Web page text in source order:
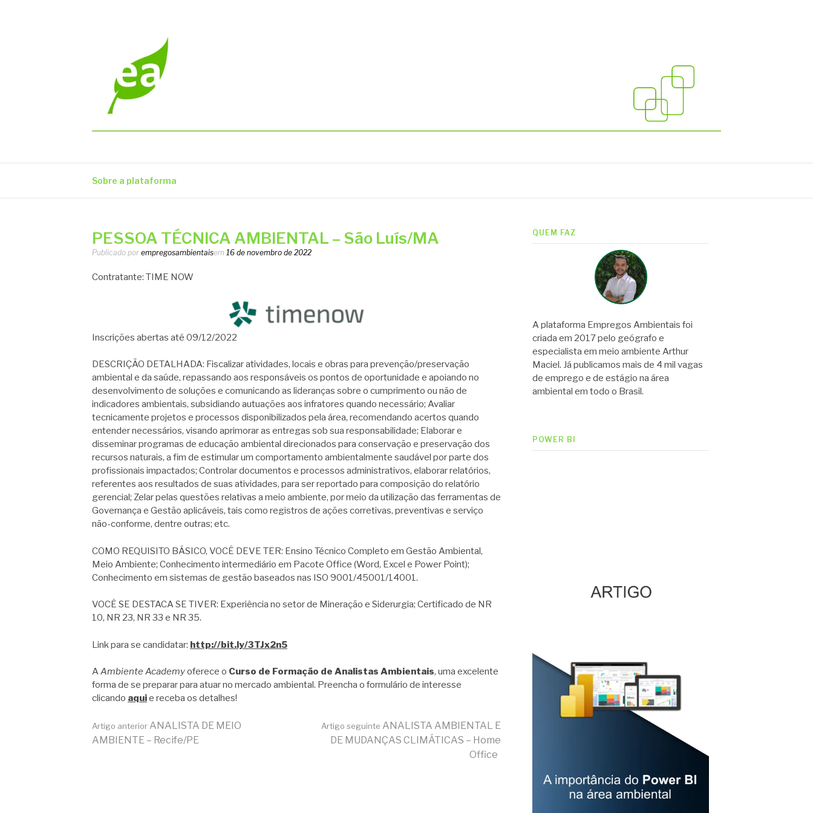
Sobre a plataforma
PESSOA TÉCNICA AMBIENTAL – São Luís/MA
Publicado por empregosambientaisem 16 de novembro de 2022
Contratante: TIME NOW
Inscrições abertas até 09/12/2022
DESCRIÇÃO DETALHADA: Fiscalizar atividades, locais e obras para prevenção/preservação
ambiental e da saúde, repassando aos responsáveis os pontos de oportunidade e apoiando no
desenvolvimento de soluções e comunicando as lideranças sobre o cumprimento ou não de
indicadores ambientais, subsidiando autuações aos infratores quando necessário; Avaliar
tecnicamente projetos e processos disponibilizados pela área, recomendando acertos quando
entender necessários, visando aprimorar as entregas sob sua responsabilidade; Elaborar e
disseminar programas de educação ambiental direcionados para conservação e preservação dos
recursos naturais, a fim de estimular um comportamento ambientalmente saudável por parte dos
profissionais impactados; Controlar documentos e processos administrativos, elaborar relatórios,
referentes aos resultados de suas atividades, para ser reportado para composição do relatório
gerencial; Zelar pelas questões relativas a meio ambiente, por meio da utilização das ferramentas de
Governança e Gestão aplicáveis, tais como registros de ações corretivas, preventivas e serviço
não-conforme, dentre outras; etc.
COMO REQUISITO BÁSICO, VOCÊ DEVE TER: Ensino Técnico Completo em Gestão Ambiental,
Meio Ambiente; Conhecimento intermediário em Pacote Office (Word, Excel e Power Point);
Conhecimento em sistemas de gestão baseados nas ISO 9001/45001/14001.
VOCÊ SE DESTACA SE TIVER: Experiência no setor de Mineração e Siderurgia; Certificado de NR
10, NR 23, NR 33 e NR 35.
Link para se candidatar: http://bit.ly/3TJx2n5
AAmbiente Academyoferece o Curso de Formação de Analistas Ambientais, uma excelente
forma de se preparar para atuar no mercado ambiental. Preencha o formulário de interesse
clicando aquie receba os detalhes!
Continue
Artigo anterior ANALISTA DE MEIO
AMBIENTE – Recife/PE
Artigo seguinte ANALISTA AMBIENTAL E
DE MUDANÇAS CLIMÁTICAS – Home
Office
QUEM FAZ
A plataforma Empregos Ambientais foi
criada em 2017 pelo geógrafo e
especialista em meio ambiente Arthur
Maciel. Já publicamos mais de 4 mil vagas
de emprego e de estágio na área
ambiental em todo o Brasil.
POWER BI